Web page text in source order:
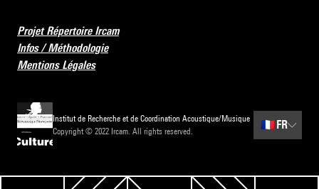
Projet Répertoire Ircam
Infos / Méthodologie
Mentions Légales
Institut de Recherche et de Coordination Acoustique/Musique
Copyright © 2022 Ircam. All rights reserved.
🇫🇷 FR